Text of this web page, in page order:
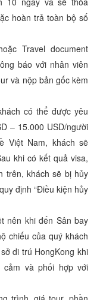
hoàn trả toàn bộ số
Travel document
báo với nhân viên
và nộp bản gốc kèm
có thể được yêu
– 15.000 USD/người
Việt Nam, khách sẽ
khi có kết quả visa,
trên, khách sẽ bị hủy
định “Điều kiện hủy
nên khi đến Sân bay
chiếu của quý khách
di trú HongKong khi
cảm và phối hợp với